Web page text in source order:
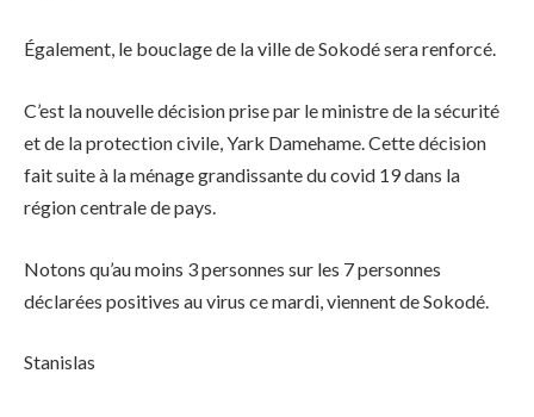
Également, le bouclage de la ville de Sokodé sera renforcé.
C’est la nouvelle décision prise par le ministre de la sécurité
et de la protection civile, Yark Damehame. Cette décision
fait suite à la ménage grandissante du covid 19 dans la
région centrale de pays.
Notons qu’au moins 3 personnes sur les 7 personnes
déclarées positives au virus ce mardi, viennent de Sokodé.
Stanislas